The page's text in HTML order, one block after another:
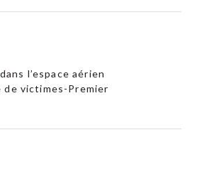
l’espace aérien
de victimes-Premier